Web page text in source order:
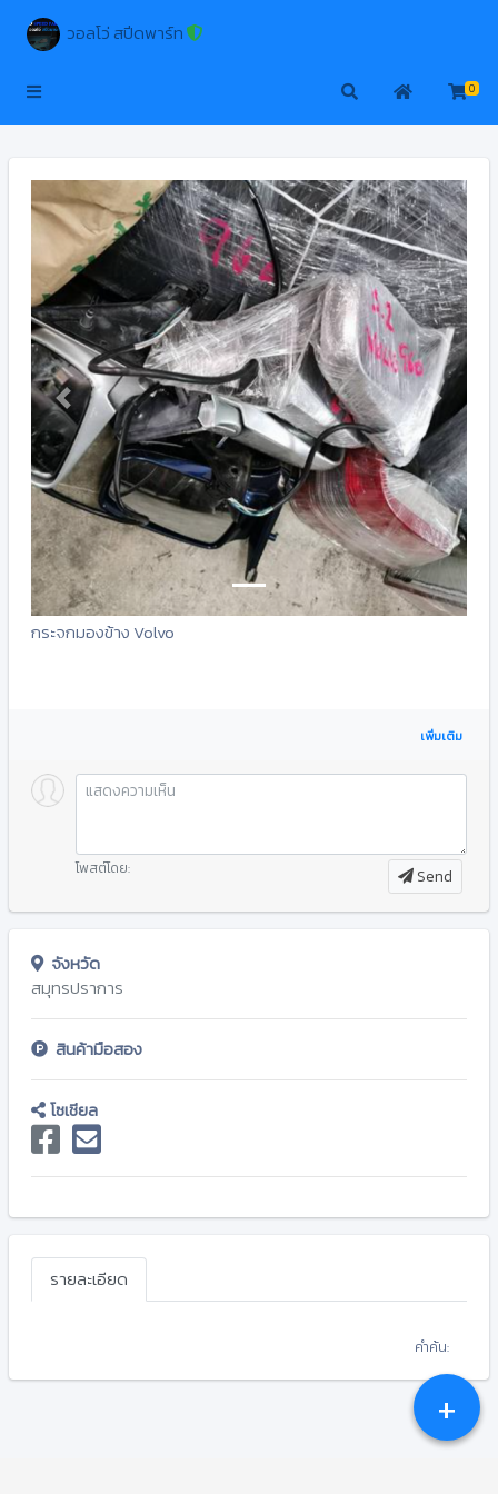
วอลโว่ สปีดพาร์ท
0
Previous Next
กระจกมองข้าง Volvo
เพิ่มเติม
โพสต์โดย: Send
จังหวัด
สมุทรปราการ
สินค้ามือสอง
โซเชียล
รายละเอียด
คำค้น:
+